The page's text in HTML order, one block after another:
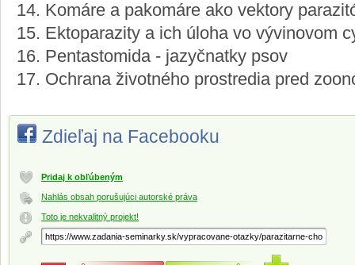
14. Komáre a pakomáre ako vektory
15. Ektoparazity a ich úloha vo vývinovom
16. Pentastomida - jazyčnatky psov
17. Ochrana životného prostredia pred
Zdieľaj na Facebooku
Pridaj k obľúbeným
Nahlás obsah porušujúci autorské práva
Toto je nekvalitný projekt!